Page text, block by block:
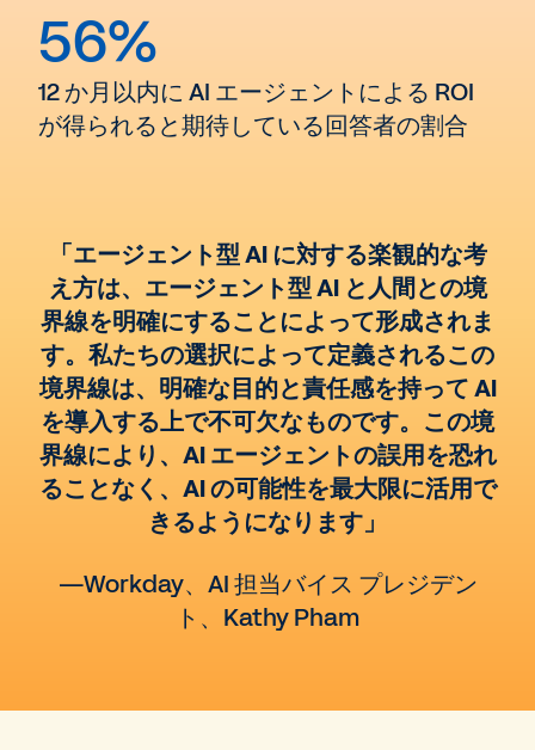
56%
12 か月以内に AI エージェントによる ROI
が得られると期待している回答者の割合
「エージェント型 AI に対する楽観的な考
え方は、エージェント型 AI と人間との境
界線を明確にすることによって形成されま
す。私たちの選択によって定義されるこの
境界線は、明確な目的と責任感を持って AI
を導入する上で不可欠なものです。この境
界線により、AI エージェントの誤用を恐れ
ることなく、AI の可能性を最大限に活用で
きるようになります」
—Workday、AI 担当バイス プレジデン
ト、Kathy Pham